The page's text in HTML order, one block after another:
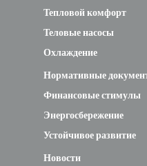
Тепловой комфорт
Теловые насосы
Охлаждение
Нормативные
Финансовые стимулы
Энергосбережение
Устойчивое развитие
Новости